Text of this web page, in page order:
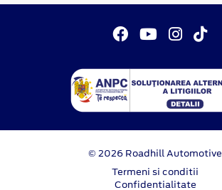
© 2026 Roadhill Automotive
Termeni si conditii
Confidentialitate